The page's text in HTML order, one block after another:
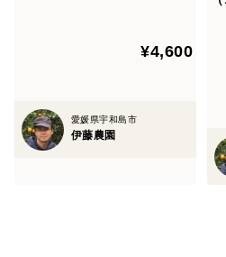
¥4,600
愛媛県宇和島市
伊藤農園